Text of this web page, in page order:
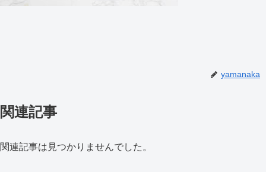
yamanaka
関連記事
関連記事は見つかりませんでした。